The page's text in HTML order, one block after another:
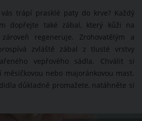
trápí prasklé paty do krve? Každý
dopřejte také zábal, který kůži na
regeneruje. Zrohovatělým a
zvláště zábal z tlusté vrstvy
vepřového sádla. Chválit si
nebo majoránkovou mast.
důkladně promažete, natáhněte si